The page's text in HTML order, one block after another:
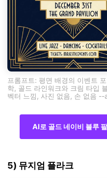
프롬프트: 평면 배경의 이벤트
학, 골드 라인워크와 크림 타입
벡터 느낌, 사진 없음, 손 없음 --
AI로 골드 네이비 블루
5) 뮤지엄 플라크